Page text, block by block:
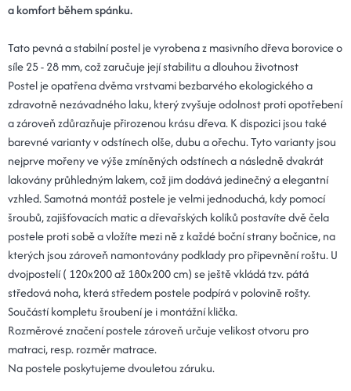
a komfort během spánku.
Tato pevná a stabilní postel je vyrobena z masivního dřeva borovice o
síle 25 - 28 mm, což zaručuje její stabilitu a dlouhou životnost
Postel je opatřena dvěma vrstvami bezbarvého ekologického a
zdravotně nezávadného laku, který zvyšuje odolnost proti opotřebení
a zároveň zdůrazňuje přirozenou krásu dřeva. K dispozici jsou také
barevné varianty v odstínech olše, dubu a ořechu. Tyto varianty jsou
nejprve mořeny ve výše zmíněných odstínech a následně dvakrát
lakovány průhledným lakem, což jim dodává jedinečný a elegantní
vzhled. Samotná montáž postele je velmi jednoduchá, kdy pomocí
šroubů, zajišťovacích matic a dřevařských kolíků postavíte dvě čela
postele proti sobě a vložíte mezi ně z každé boční strany bočnice, na
kterých jsou zároveň namontovány podklady pro připevnění roštu. U
dvojpostelí ( 120x200 až 180x200 cm) se ještě vkládá tzv. pátá
středová noha, která středem postele podpírá v polovině rošty.
Součástí kompletu šroubení je i montážní klička.
Rozměrové značení postele zároveň určuje velikost otvoru pro
matraci, resp. rozměr matrace.
Na postele poskytujeme dvouletou záruku.